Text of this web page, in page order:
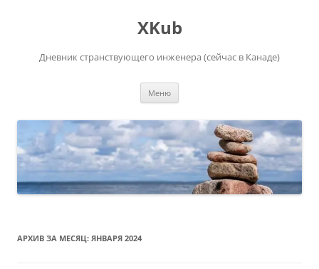
XKub
Дневник странствующего инженера (сейчас в Канаде)
Меню
АРХИВ ЗА МЕСЯЦ: ЯНВАРЯ 2024